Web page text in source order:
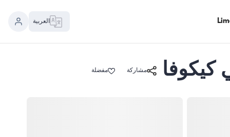
العربية
مشاركة مفضلة